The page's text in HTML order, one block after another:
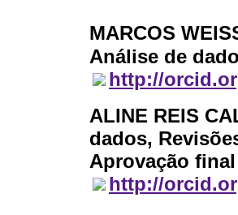
MARCOS
Análise de
http://
ALINE REIS
dados,
Aprovação
http://